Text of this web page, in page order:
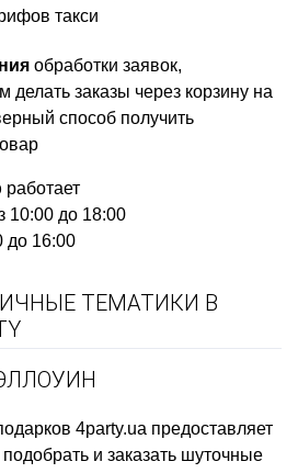
такси
обработки заявок,
делать заказы через корзину на
способ получить
работает
10:00 до 18:00
до 16:00
ТЕМАТИКИ В
4party.ua предоставляет
и заказать шуточные